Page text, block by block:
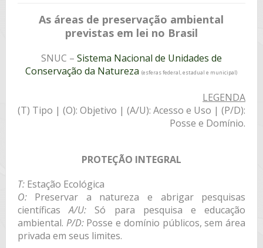
As áreas de preservação ambiental
previstas em lei no Brasil
SNUC – Sistema Nacional de Unidades de
Conservação da Natureza (esferas federal, estadual e municipal)
LEGENDA
(T) Tipo | (O): Objetivo | (A/U): Acesso e Uso | (P/D):
Posse e Domínio.
PROTEÇÃO INTEGRAL
T:Estação Ecológica
O:Preservar a natureza e abrigar pesquisas
científicasA/U: Só para pesquisa e educação
ambiental. P/D:Posse e domínio públicos, sem área
privada em seus limites.